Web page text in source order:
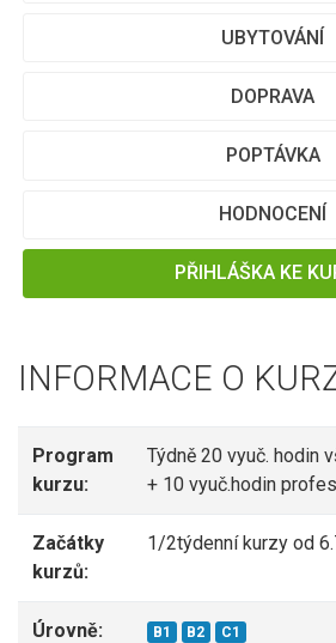
UBYTOVÁNÍ
DOPRAVA
POPTÁVKA
HODNOCENÍ
PŘIHLÁŠKA KE
INFORMACE O
Program
kurzu:
Týdně 20 vyuč. hodin
+ 10 vyuč.hodin
Začátky
kurzů:
1/2týdenní kurzy od
Úrovně: B1 B2 C1